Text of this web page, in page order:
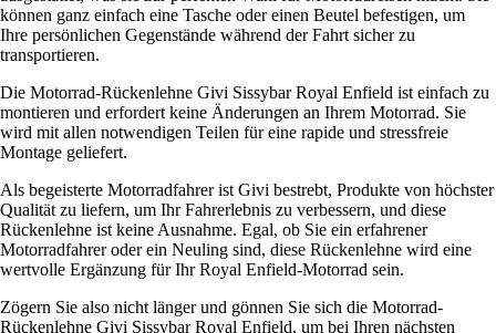
können ganz einfach eine Tasche oder einen Beutel befestigen, um
Ihre persönlichen Gegenstände während der Fahrt sicher zu
transportieren.
Die Motorrad-Rückenlehne Givi Sissybar Royal Enfield ist einfach zu
montieren und erfordert keine Änderungen an Ihrem Motorrad. Sie
wird mit allen notwendigen Teilen für eine rapide und stressfreie
Montage geliefert.
Als begeisterte Motorradfahrer ist Givi bestrebt, Produkte von höchster
Qualität zu liefern, um Ihr Fahrerlebnis zu verbessern, und diese
Rückenlehne ist keine Ausnahme. Egal, ob Sie ein erfahrener
Motorradfahrer oder ein Neuling sind, diese Rückenlehne wird eine
wertvolle Ergänzung für Ihr Royal Enfield-Motorrad sein.
Zögern Sie also nicht länger und gönnen Sie sich die Motorrad-
Rückenlehne Givi Sissybar Royal Enfield, um bei Ihren nächsten